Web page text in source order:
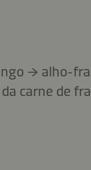
→ alho-
carne de